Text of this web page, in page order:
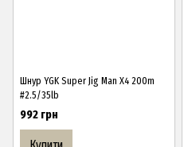
Шнур YGK Super Jig Man X4 200m
#2.5/35lb
992 грн